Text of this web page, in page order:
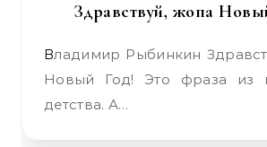
Здравствуй, жопа
Владимир Рыбинкин Здравствуй, жопа
Новый Год! Это фраза из
детства. А…